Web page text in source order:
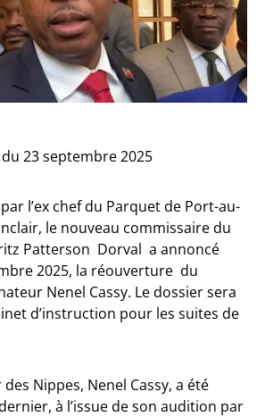
23 septembre 2025
l’ex chef du Parquet de Port-au-
le nouveau commissaire du
Patterson Dorval a annoncé
2025, la réouverture du
Nenel Cassy. Le dossier sera
d’instruction pour les suites de
des Nippes, Nenel Cassy, a été
à l’issue de son audition par